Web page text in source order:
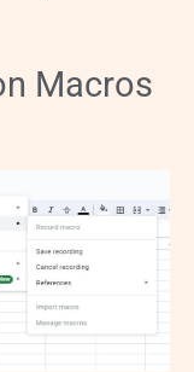
Macros